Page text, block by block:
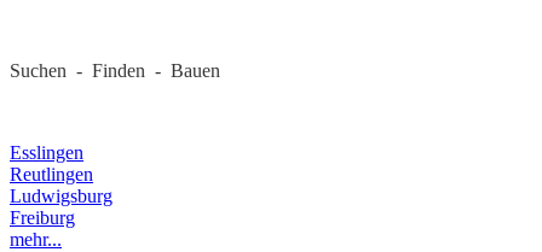
Suchen - Finden - Bauen
Esslingen
Reutlingen
Ludwigsburg
Freiburg
mehr...